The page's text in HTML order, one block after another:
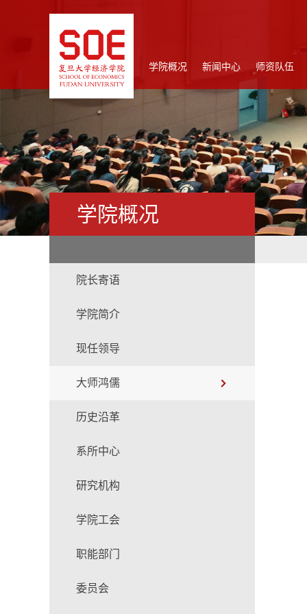
学院概况 新闻中心 师资队伍
学院概况
院长寄语
学院简介
现任领导
大师鸿儒
历史沿革
系所中心
研究机构
学院工会
职能部门
委员会